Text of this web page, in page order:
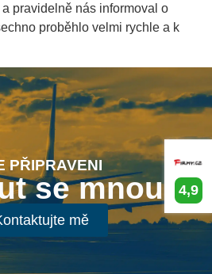
pravidelně nás informoval o
proběhlo velmi rychle a k
PŘIPRAVENI
se mnou?
mě
4,9